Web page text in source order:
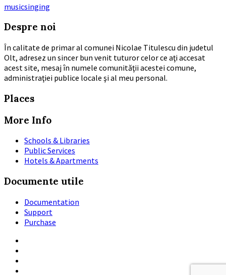
Tags
musicsinging
Despre noi
În calitate de primar al comunei Nicolae Titulescu din judetul
Olt, adresez un sincer bun venit tuturor celor ce aţi accesat
acest site, mesaj în numele comunităţii acestei comune,
administraţiei publice locale şi al meu personal.
Places
More Info
Schools & Libraries
Public Services
Hotels & Apartments
Documente utile
Documentation
Support
Purchase